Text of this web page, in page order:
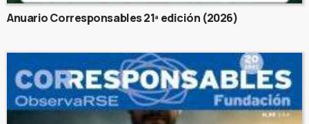
Anuario Corresponsables 21ª edición (2026)